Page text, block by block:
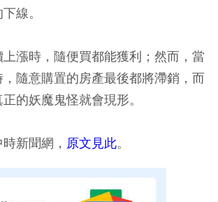
線。
漲時，隨便買都能獲利；然而，當
隨意購置的房產最後都將滯銷，而
的妖魔鬼怪就會現形。
新聞網， 原文見此。